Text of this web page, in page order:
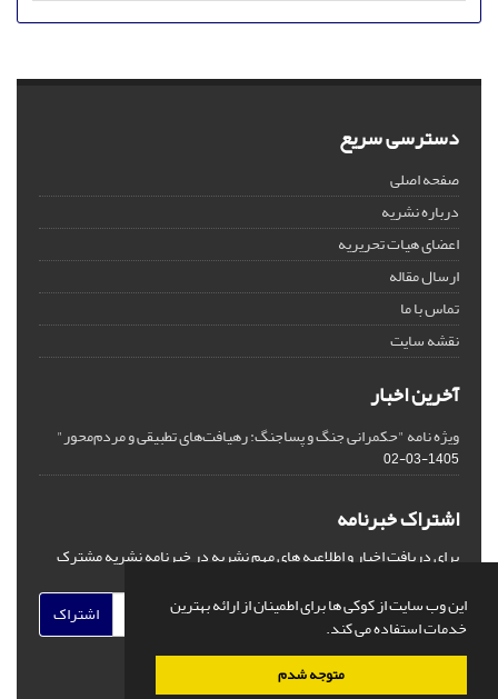
این وب سایت از کوکی ها برای اطمینان از ارائه بهترین
خدمات استفاده می کند.
متوجه شدم
دسترسی سریع
صفحه اصلی
درباره نشریه
اعضای هیات تحریریه
ارسال مقاله
تماس با ما
نقشه سایت
آخرین اخبار
ویژه نامه "حکمرانی جنگ و پساجنگ: رهیافت‌های تطبیقی و مردم‌محور"
1405-03-02
اشتراک خبرنامه
برای دریافت اخبار و اطلاعیه های مهم نشریه در خبرنامه نشریه مشترک
اشتراک